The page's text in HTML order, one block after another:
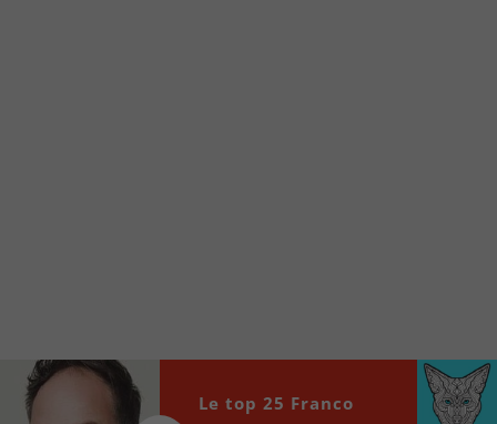
locale vous sont maintenant accessibles en un clic!
Audio
00:00
Le top 25 Franco